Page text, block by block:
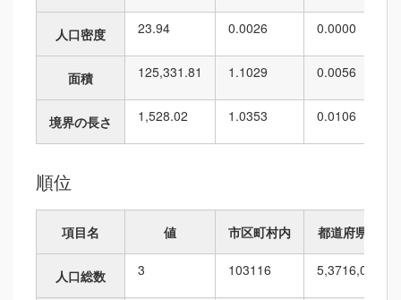
人口密度 23.94 0.0026 0.0000
面積 125,331.81 1.1029 0.0056
境界の長さ 1,528.02 1.0353 0.0106
順位
項目名 値 市区町村内 都道府県内
人口総数 3 103116 5,3716,010